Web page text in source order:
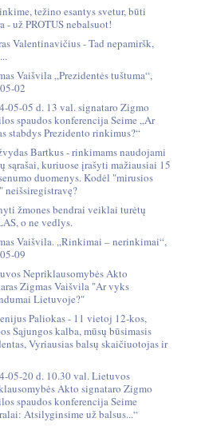
težino esantys svetur, būti
- už PROTUS nebalsuot!
Valentinavičius - Tad nepamiršk,
Vaišvila „Prezidentės tuštuma“,
02
05-05 d. 13 val. signataro Zigmo
spaudos konferencija Seime „Ar
stabdys Prezidento rinkimus?“
Bartkus - rinkimams naudojami
sąrašai, kuriuose įrašyti mažiausiai 15
duomenys. Kodėl "mirusios
neišsiregistravę?
žmones bendrai veiklai turėtų
o ne vedlys.
Vaišvila. „Rinkimai – nerinkimai“,
09
Nepriklausomybės Akto
Zigmas Vaišvila "Ar vyks
Lietuvoje?"
Paliokas - 11 vietoj 12-kos,
Sąjungos kalba, mūsų būsimasis
Vyriausias balsų skaičiuotojas ir
05-20 d. 10.30 val. Lietuvos
Akto signataro Zigmo
spaudos konferencija Seime
Atsilyginsime už balsus...“